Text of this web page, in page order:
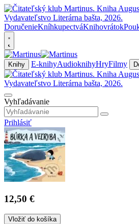
DoručenieKníhkupectváKnihovrátok
Knihy E-knihyAudioknihyHryFilmy
Vyhľadávanie
Prihlásiť
12,50 €
Vložiť do košíka